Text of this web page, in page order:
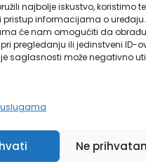
najbolje iskustvo, koristimo
pristup informacijama o
će nam omogućiti da
pregledanju ili jedinstveni ID-
saglasnosti može negativno
Ne
Invest in
Vodič za građane